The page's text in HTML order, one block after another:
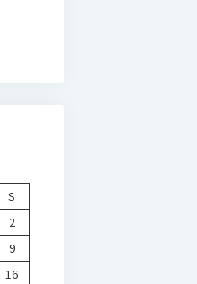
S
2
9
16